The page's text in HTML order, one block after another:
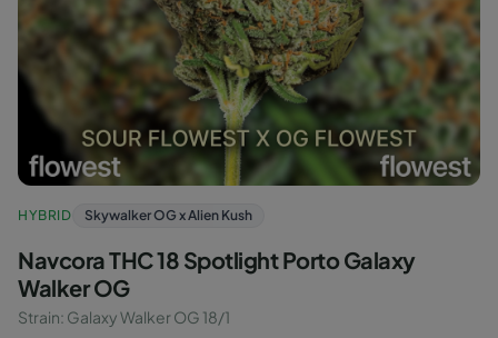
HYBRID Skywalker OG x Alien Kush
Navcora THC 18 Spotlight Porto Galaxy
Walker OG
Strain: Galaxy Walker OG 18/1